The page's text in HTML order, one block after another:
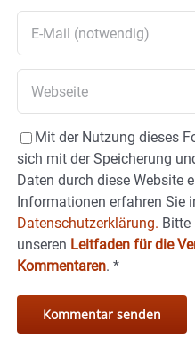
Mit der Nutzung dieses
sich mit der Speicherung
Daten durch diese Website
Informationen erfahren Sie
Datenschutzerklärung. Bitte
unseren Leitfaden für die
Kommentaren. *